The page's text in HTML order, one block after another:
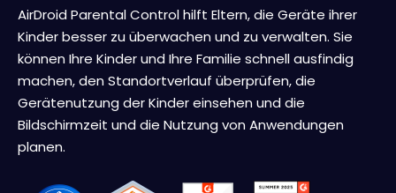
AirDroid Parental Control hilft Eltern, die Geräte ihrer
Kinder besser zu überwachen und zu verwalten. Sie
können Ihre Kinder und Ihre Familie schnell ausfindig
machen, den Standortverlauf überprüfen, die
Gerätenutzung der Kinder einsehen und die
Bildschirmzeit und die Nutzung von Anwendungen
planen.